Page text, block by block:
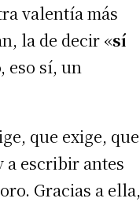
valentía más
la de decir «sí
eso sí, un
que exige, que
a escribir antes
Gracias a ella,